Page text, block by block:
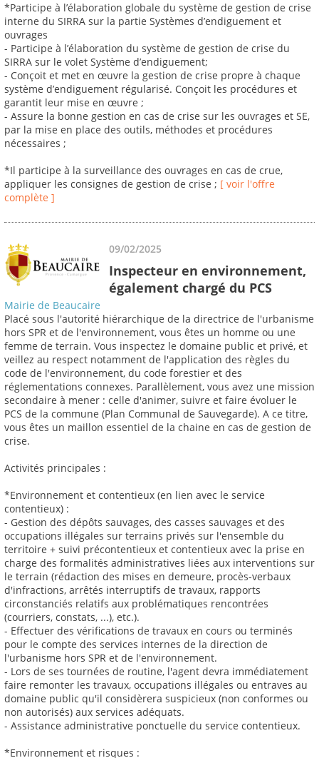
*Participe à l’élaboration globale du système de gestion de crise
interne du SIRRA sur la partie Systèmes d’endiguement et
ouvrages
- Participe à l’élaboration du système de gestion de crise du
SIRRA sur le volet Système d’endiguement;
- Conçoit et met en œuvre la gestion de crise propre à chaque
système d’endiguement régularisé. Conçoit les procédures et
garantit leur mise en œuvre ;
- Assure la bonne gestion en cas de crise sur les ouvrages et SE,
par la mise en place des outils, méthodes et procédures
nécessaires ;
*Il participe à la surveillance des ouvrages en cas de crue,
appliquer les consignes de gestion de crise ; [ voir l'offre
complète ]
09/02/2025
Inspecteur en environnement,
également chargé du PCS
Mairie de Beaucaire
Placé sous l'autorité hiérarchique de la directrice de l'urbanisme
hors SPR et de l'environnement, vous êtes un homme ou une
femme de terrain. Vous inspectez le domaine public et privé, et
veillez au respect notamment de l'application des règles du
code de l'environnement, du code forestier et des
réglementations connexes. Parallèlement, vous avez une mission
secondaire à mener : celle d'animer, suivre et faire évoluer le
PCS de la commune (Plan Communal de Sauvegarde). A ce titre,
vous êtes un maillon essentiel de la chaine en cas de gestion de
crise.
Activités principales :
*Environnement et contentieux (en lien avec le service
contentieux) :
- Gestion des dépôts sauvages, des casses sauvages et des
occupations illégales sur terrains privés sur l'ensemble du
territoire + suivi précontentieux et contentieux avec la prise en
charge des formalités administratives liées aux interventions sur
le terrain (rédaction des mises en demeure, procès-verbaux
d'infractions, arrêtés interruptifs de travaux, rapports
circonstanciés relatifs aux problématiques rencontrées
(courriers, constats, ...), etc.).
- Effectuer des vérifications de travaux en cours ou terminés
pour le compte des services internes de la direction de
l'urbanisme hors SPR et de l'environnement.
- Lors de ses tournées de routine, l'agent devra immédiatement
faire remonter les travaux, occupations illégales ou entraves au
domaine public qu'il considèrera suspicieux (non conformes ou
non autorisés) aux services adéquats.
- Assistance administrative ponctuelle du service contentieux.
*Environnement et risques :